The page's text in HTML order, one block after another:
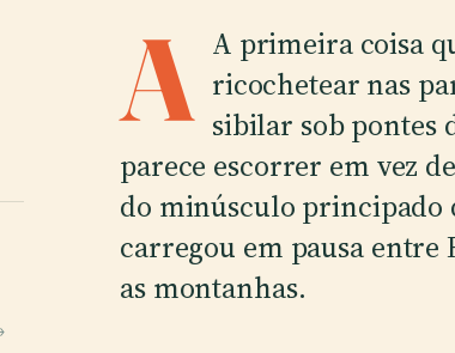
A A primeira coisa
ricochetear nas
sibilar sob pontes
parece escorrer em vez
do minúsculo principado
carregou em pausa entre
as montanhas.